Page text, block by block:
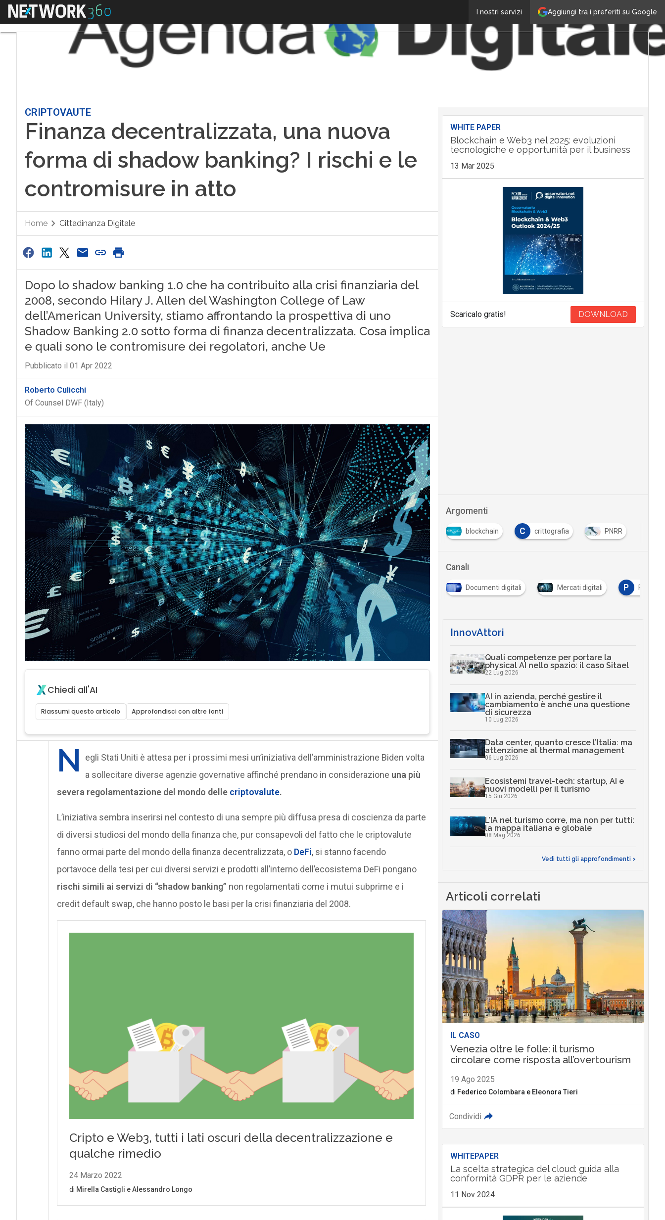
Aggiungi tra i preferiti su Google
I nostri servizi
Menu
CRIPTOVAUTE
Finanza decentralizzata, una nuova
forma di shadow banking? I rischi e le
contromisure in atto
Home Cittadinanza Digitale
Dopo lo shadow banking 1.0 che ha contribuito alla crisi finanziaria del
2008, secondo Hilary J. Allen del Washington College of Law
dell’American University, stiamo affrontando la prospettiva di uno
Shadow Banking 2.0 sotto forma di finanza decentralizzata. Cosa implica
e quali sono le contromisure dei regolatori, anche Ue
Pubblicato il 01 Apr 2022
Roberto Culicchi
Of Counsel DWF (Italy)
Chiedi all'AI
Riassumi questo articolo Approfondisci con altre fonti
N
egli Stati Uniti è attesa per i prossimi mesi un’iniziativa dell’amministrazione Biden volta
a sollecitare diverse agenzie governative affinché prendano in considerazione una più
severa regolamentazione del mondo delle criptovalute.
L’iniziativa sembra inserirsi nel contesto di una sempre più diffusa presa di coscienza da parte
di diversi studiosi del mondo della finanza che, pur consapevoli del fatto che le criptovalute
fanno ormai parte del mondo della finanza decentralizzata, o DeFi, si stanno facendo
portavoce della tesi per cui diversi servizi e prodotti all’interno dell’ecosistema DeFi pongano
rischi simili ai servizi di “shadow banking” non regolamentati come i mutui subprime e i
credit default swap, che hanno posto le basi per la crisi finanziaria del 2008.
WHITE PAPER
Blockchain e Web3 nel 2025: evoluzioni
tecnologiche e opportunità per il business
13 Mar 2025
Scaricalo gratis! DOWNLOAD
Argomenti
blockchain C crittografia PNRR
Canali
Cittadinanza digitale Documenti digitali Mercati digitali P
InnovAttori
Quali competenze per portare la
physical AI nello spazio: il caso Sitael
22 Lug 2026
AI in azienda, perché gestire il
cambiamento è anche una questione
di sicurezza
10 Lug 2026
Data center, quanto cresce l’Italia: ma
attenzione al thermal management
06 Lug 2026
Ecosistemi travel-tech: startup, AI e
nuovi modelli per il turismo
15 Giu 2026
L’IA nel turismo corre, ma non per tutti:
la mappa italiana e globale
08 Mag 2026
Vedi tutti gli approfondimenti >
Articoli correlati
IL CASO
Venezia oltre le folle: il turismo
circolare come risposta all’overtourism
19 Ago 2025
di Federico Colombarae Eleonora Tieri
Condividi
WHITEPAPER
La scelta strategica del cloud: guida alla
conformità GDPR per le aziende
11 Nov 2024